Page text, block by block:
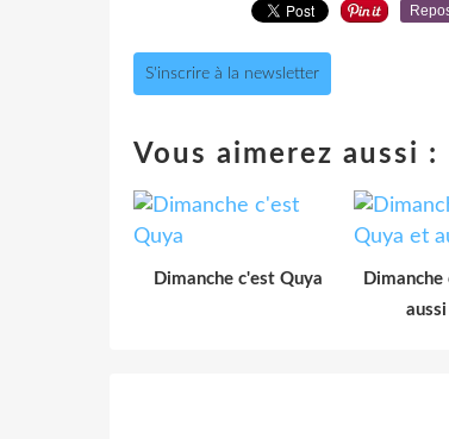
S'inscrire à la newsletter
Vous aimerez aussi :
Dimanche c'est Quya